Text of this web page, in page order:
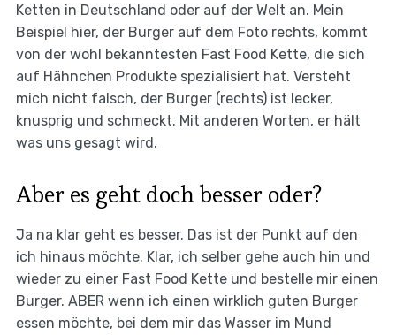
Ketten in Deutschland oder auf der Welt an. Mein
Beispiel hier, der Burger auf dem Foto rechts, kommt
von der wohl bekanntesten Fast Food Kette, die sich
auf Hähnchen Produkte spezialisiert hat. Versteht
mich nicht falsch, der Burger (rechts) ist lecker,
knusprig und schmeckt. Mit anderen Worten, er hält
was uns gesagt wird.
Aber es geht doch besser oder?
Ja na klar geht es besser. Das ist der Punkt auf den
ich hinaus möchte. Klar, ich selber gehe auch hin und
wieder zu einer Fast Food Kette und bestelle mir einen
Burger. ABER wenn ich einen wirklich guten Burger
essen möchte, bei dem mir das Wasser im Mund